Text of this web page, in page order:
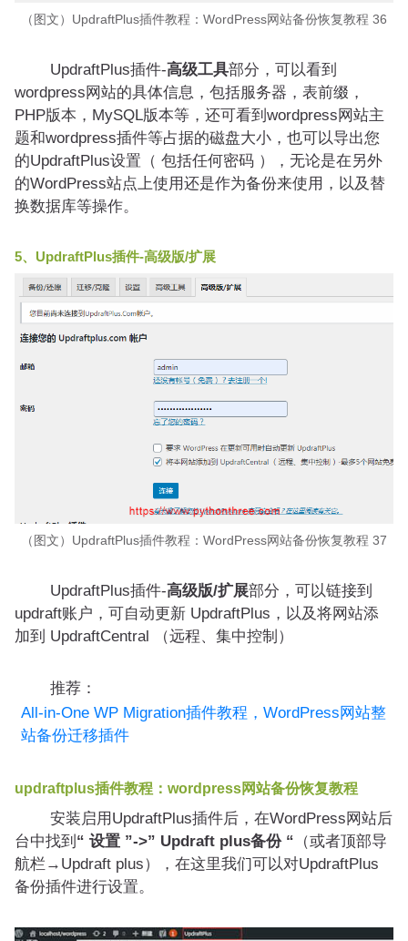
（图文）UpdraftPlus插件教程：WordPress网站备份恢复教程 36
UpdraftPlus插件-高级工具部分，可以看到
wordpress网站的具体信息，包括服务器，表前缀，
PHP版本，MySQL版本等，还可看到wordpress网站主
题和wordpress插件等占据的磁盘大小，也可以导出您
的UpdraftPlus设置（ 包括任何密码 ），无论是在另外
的WordPress站点上使用还是作为备份来使用，以及替
换数据库等操作。
5、UpdraftPlus插件-高级版/扩展
（图文）UpdraftPlus插件教程：WordPress网站备份恢复教程 37
UpdraftPlus插件-高级版/扩展部分，可以链接到
updraft账户，可自动更新 UpdraftPlus，以及将网站添
加到 UpdraftCentral （远程、集中控制）
推荐：
All-in-One WP Migration插件教程，WordPress网站整
站备份迁移插件
updraftplus插件教程：wordpress网站备份恢复教程
安装启用UpdraftPlus插件后，在WordPress网站后
台中找到 “ 设置 ”->” Updraft plus备份 “ （或者顶部导
航栏→Updraft plus）
，在这里我们可以对UpdraftPlus
备份插件进行设置。